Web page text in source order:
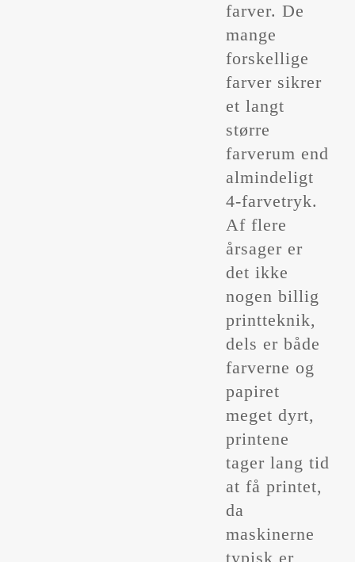
farver. De
mange
forskellige
farver sikrer
et langt
større
farverum end
almindeligt
4-farvetryk.
Af flere
årsager er
det ikke
nogen billig
printteknik,
dels er både
farverne og
papiret
meget dyrt,
printene
tager lang tid
at få printet,
da
maskinerne
typisk er